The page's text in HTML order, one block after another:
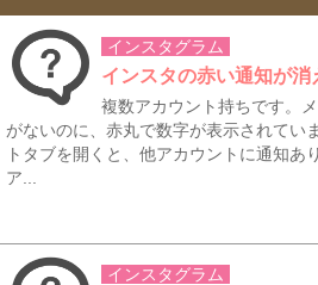
インスタグラム
インスタの赤い通知が消
複数アカウント持ちです。
がないのに、赤丸で数字が表示されてい
トタブを開くと、他アカウントに通知あ
ア...
インスタグラム